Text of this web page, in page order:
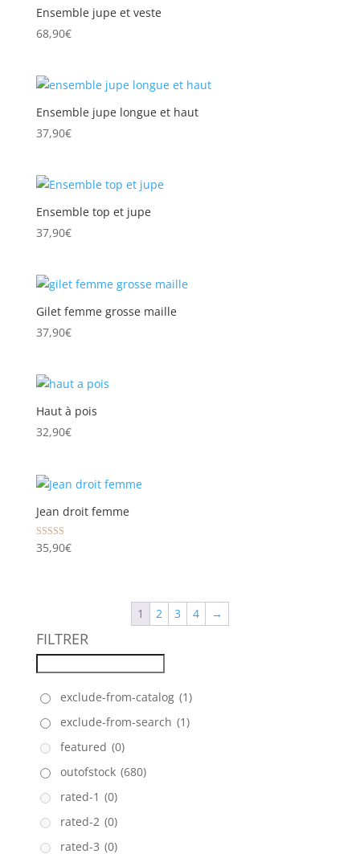
Ensemble jupe et veste
68,90€
Ensemble jupe longue et haut
37,90€
Ensemble top et jupe
37,90€
Gilet femme grosse maille
37,90€
Haut à pois
32,90€
Jean droit femme
Note
5.00
35,90€
1 2 3 4 →
FILTRER
exclude-from-catalog (1)
exclude-from-search (1)
featured (0)
outofstock (680)
rated-1 (0)
rated-2 (0)
rated-3 (0)